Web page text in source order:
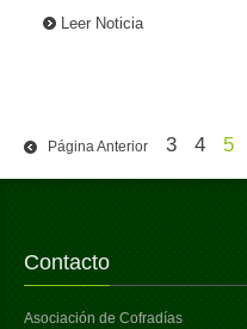
Leer Noticia
Página Anterior 3 4 5
Contacto
Asociación de Cofradías